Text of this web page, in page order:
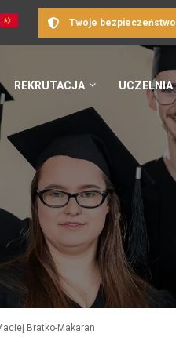
Twoje bezpieczeństwo
REKRUTACJA UCZELNIA
Bratko-Makaran